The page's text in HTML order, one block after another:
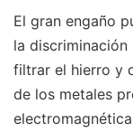
El gran engaño
la
filtrar el hierro y
de los metales